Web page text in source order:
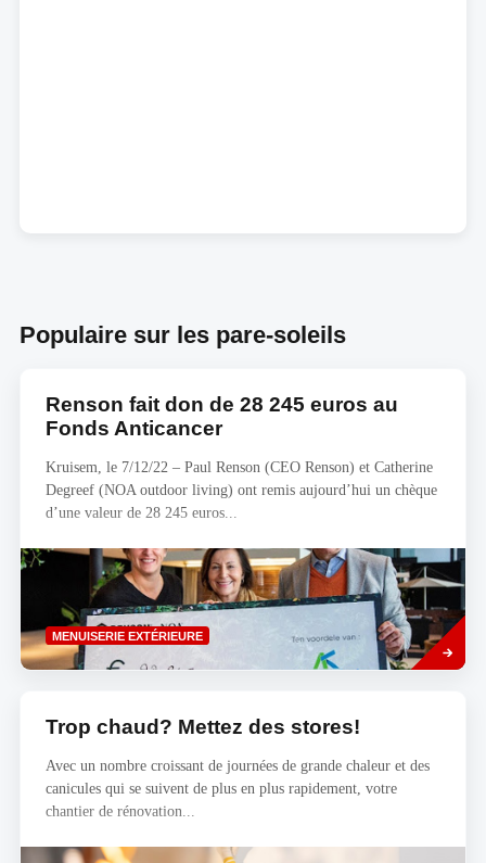
Populaire sur les pare-soleils
Renson fait don de 28 245 euros au
Fonds Anticancer
Kruisem, le 7/12/22 – Paul Renson (CEO Renson) et Catherine
Degreef (NOA outdoor living) ont remis aujourd’hui un chèque
d’une valeur de 28 245 euros...
MENUISERIE EXTÉRIEURE
Savoir
plus
Trop chaud? Mettez des stores!
Avec un nombre croissant de journées de grande chaleur et des
canicules qui se suivent de plus en plus rapidement, votre
chantier de rénovation...